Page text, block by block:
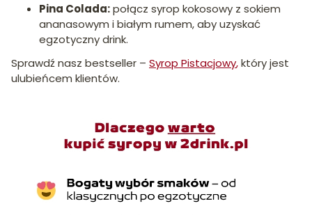
Pina Colada:połącz syrop kokosowy z sokiem
ananasowym i białym rumem, aby uzyskać
egzotyczny drink.
Sprawdź nasz bestseller – Syrop Pistacjowy,który jest
ulubieńcem klientów.